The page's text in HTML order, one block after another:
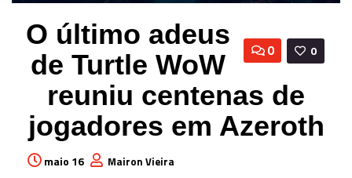
0
0
O último adeus
de Turtle WoW
reuniu centenas de
jogadores em Azeroth
maio 16 Mairon Vieira